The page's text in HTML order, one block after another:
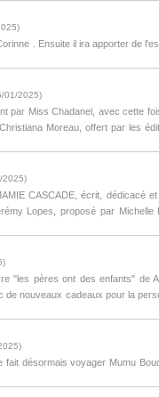
)
. Ensuite il ira apporter de
01/2025)
par Miss Chadanel, avec cette
Moreau, offert par les
2025)
CASCADE, écrit, dédicacé
Lopes, proposé par Michelle
)
"les pères ont des enfants" de
nouveaux cadeaux pour la
)
désormais voyager Mumu